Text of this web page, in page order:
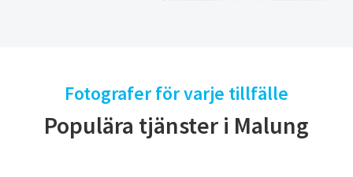
Fotografer för varje tillfälle
Populära tjänster i Malung